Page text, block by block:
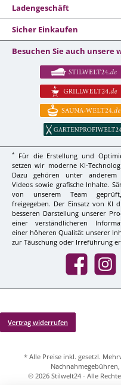
Ladengeschäft
Sicher Einkaufen
Besuchen Sie auch unsere
*
Für die Erstellung und
setzen wir moderne KI-
Dazu gehören unter anderem
Videos sowie grafische Inhalte.
von unserem Team
freigegeben. Der Einsatz von KI
besseren Darstellung unserer
einer verständlicheren
einer höheren Qualität unserer
zur Täuschung oder Irreführung
Facebook
Vertrag widerrufen
* Alle Preise inkl. gesetzl.
© 2026 Stilwelt24 - Alle